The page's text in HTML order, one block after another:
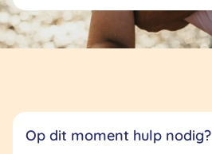
Op dit moment hulp nodig?